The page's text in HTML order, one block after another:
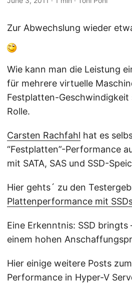
Zur Abwechslung wieder
Wie kann man die Leistung
für mehrere virtuelle
Festplatten-
Rolle.
Carsten Rachfahl hat es
“Festplatten”-Performance
mit SATA, SAS und SSD-
Hier gehts´ zu den
Plattenperformance mit
Eine Erkenntnis: SSD bringts
einem hohen
Hier einige weitere Posts
Performance in Hyper-V